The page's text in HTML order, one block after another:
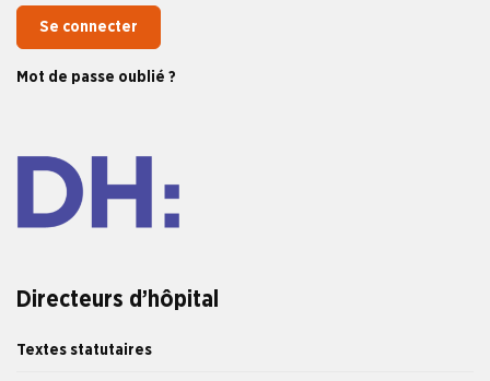
Directeurs d’hôpital
Textes statutaires
Se connecter
Mot de passe oublié ?